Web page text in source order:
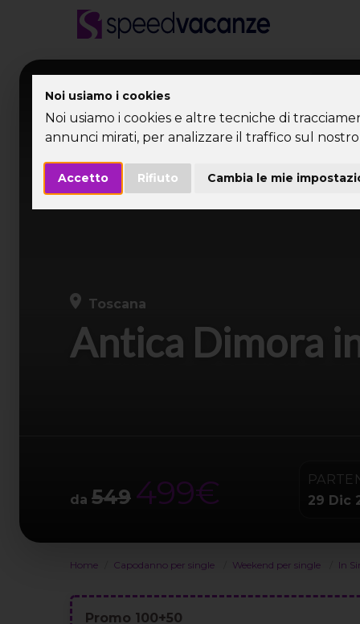
Noi usiamo i cookies
Noi usiamo i cookies e altre tecniche di
annunci mirati, per analizzare il traffico sul
Accetto Rifiuto Cambia le mie
Toscana
Antica Dimora
da 549 499€
29 Dic
Home Capodanno per single Weekend per single In
Promo 100+50